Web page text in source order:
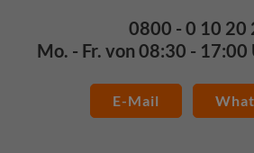
0800 - 0 10 20
Mo. - Fr. von 08:30 -
E-Mail